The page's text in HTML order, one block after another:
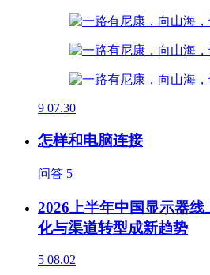
9 07.30
怎样和电脑连接
问答 5
2026上半年中国显示器
化与渠道转型成新趋势
5 08.02